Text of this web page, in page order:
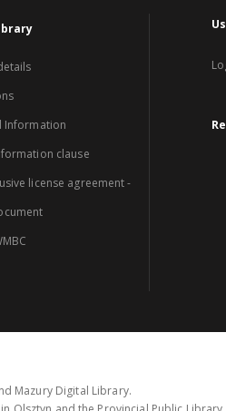
Information
clause
license agreement -
Mazury Digital Library.